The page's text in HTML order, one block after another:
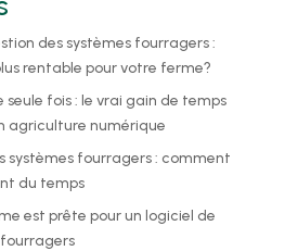
des systèmes fourragers :
rentable pour votre ferme?
seule fois : le vrai gain de temps
agriculture numérique
systèmes fourragers : comment
du temps
est prête pour un logiciel de